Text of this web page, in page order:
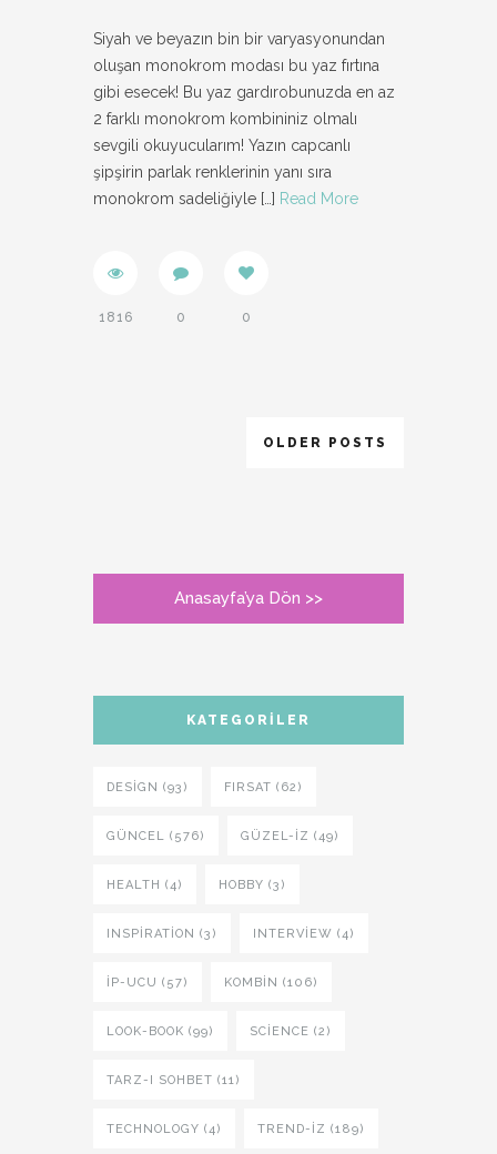
Siyah ve beyazın bin bir varyasyonundan
oluşan monokrom modası bu yaz fırtına
gibi esecek! Bu yaz gardırobunuzda en az
2 farklı monokrom kombininiz olmalı
sevgili okuyucularım! Yazın capcanlı
şipşirin parlak renklerinin yanı sıra
monokrom sadeliğiyle […] Read More
1816 0 0
OLDER POSTS
Anasayfa’ya Dön >>
KATEGORILER
DESIGN (93) FIRSAT (62)
GÜNCEL (576) GÜZEL-IZ (49)
HEALTH (4) HOBBY (3)
INSPIRATION (3) INTERVIEW (4)
İP-UCU (57) KOMBIN (106)
LOOK-BOOK (99) SCIENCE (2)
TARZ-I SOHBET (11)
TECHNOLOGY (4) TREND-IZ (189)